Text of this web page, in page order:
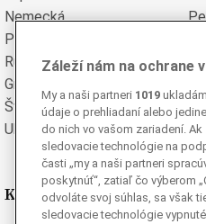
Nemecká
Poľská
Rumunská
Grécka
Švédska
Ukrajinská
Kde nás nájdete
Záleží nám na ochrane
My a naši partneri 1019
údaje o prehliadaní alebo
do nich vo vašom zariadení. Ak
sledovacie technológie na
časti „my a naši partneri
poskytnúť“, zatiaľ čo výberom
odvoláte svoj súhlas, sa však
sledovacie technológie